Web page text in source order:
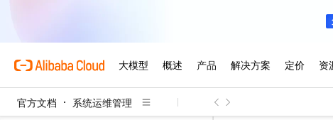
官方文档 系统运维管理
ACS-ECS-ConfigureDocker
ACS-ECS-ConfigurePackage
ACS-ECS-
ConvertsPublicIPToNewEIPByI